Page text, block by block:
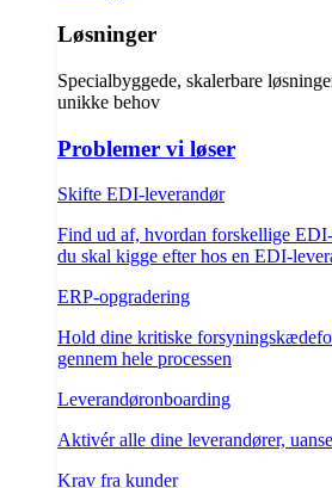
Løsninger
Specialbyggede, skalerbare
unikke behov
Problemer vi løser
Skifte EDI-leverandør
Find ud af, hvordan forskellige
du skal kigge efter hos en EDI-
ERP-opgradering
Hold dine kritiske
gennem hele processen
Leverandøronboarding
Aktivér alle dine leverandører,
Krav fra kunder